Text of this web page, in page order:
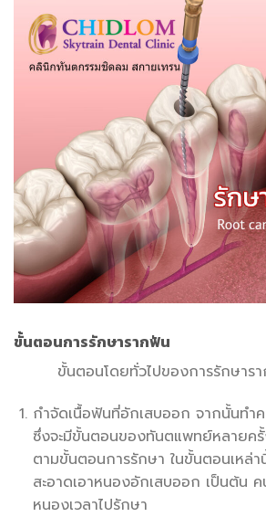
ขั้นตอนการรักษารากฟัน
ขั้นตอนโดยทั่วไปของการรักษาร
กำจัดเนื้อฟันที่อักเสบออก จากนั้นทำ
ซึ่งจะมีขั้นตอนของทันตแพทย์หลายค
ตามขั้นตอนการรักษา ในขั้นตอนเหล่า
สะอาดเอาหนองอักเสบออก เป็นต้น
หนองเวลาไปรักษา